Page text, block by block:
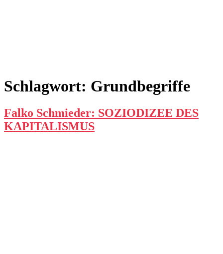
Schlagwort: Grundbegriffe
Falko Schmieder: SOZIODIZEE DES
KAPITALISMUS